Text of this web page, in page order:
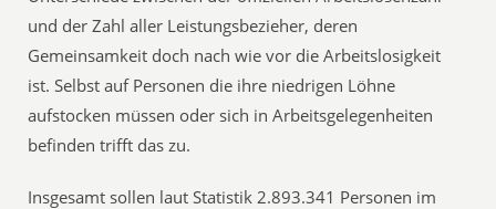
und der Zahl aller Leistungsbezieher, deren
Gemeinsamkeit doch nach wie vor die Arbeitslosigkeit
ist. Selbst auf Personen die ihre niedrigen Löhne
aufstocken müssen oder sich in Arbeitsgelegenheiten
befinden trifft das zu.
Insgesamt sollen laut Statistik 2.893.341 Personen im